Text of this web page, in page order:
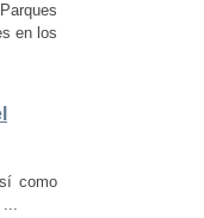
en los
como
...